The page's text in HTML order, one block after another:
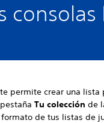
consolas
permite crear una lista
Tu colección de
de tus listas de